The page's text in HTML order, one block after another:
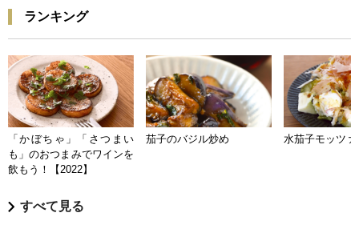
ランキング
「かぼちゃ」「さつまい
も」のおつまみでワインを
飲もう！【2022】
茄子のバジル炒め 水茄子モッツァ
すべて見る